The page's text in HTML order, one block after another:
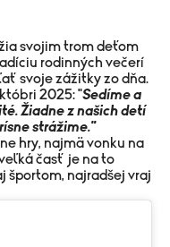
svojim trom deťom
rodinných večerí
svoje zážitky zo dňa.
2025: "Sedíme a
Žiadne z našich detí
strážime."
hry, najmä vonku na
časť je na to
športom, najradšej vraj